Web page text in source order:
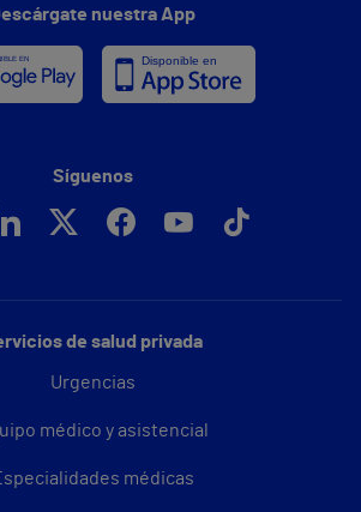
de salud privada
Urgencias
médico y asistencial
médicas
nuestra App
Síguenos